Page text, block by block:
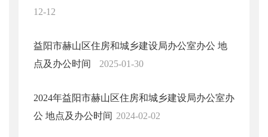
12-12
益阳市赫山区住房和城乡建设局办公室办公 地
点及办公时间
2025-01-30
2024年益阳市赫山区住房和城乡建设局办公室办
公 地点及办公时间 2024-02-02